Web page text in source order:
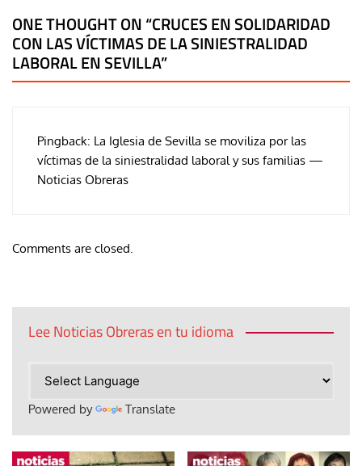
ONE THOUGHT ON “CRUCES EN SOLIDARIDAD
CON LAS VÍCTIMAS DE LA SINIESTRALIDAD
LABORAL EN SEVILLA”
Pingback: La Iglesia de Sevilla se moviliza por las
víctimas de la siniestralidad laboral y sus familias —
Noticias Obreras
Comments are closed.
Lee Noticias Obreras en tu idioma
Powered by Translate